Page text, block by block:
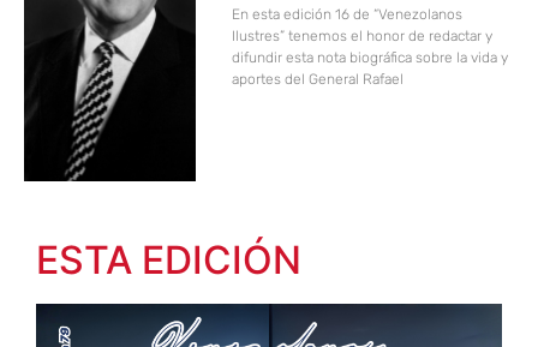
En esta edición 16 de “Venezolanos
Ilustres” tenemos el honor de redactar y
difundir esta nota biográfica sobre la vida y
aportes del General Rafael
ESTA EDICIÓN